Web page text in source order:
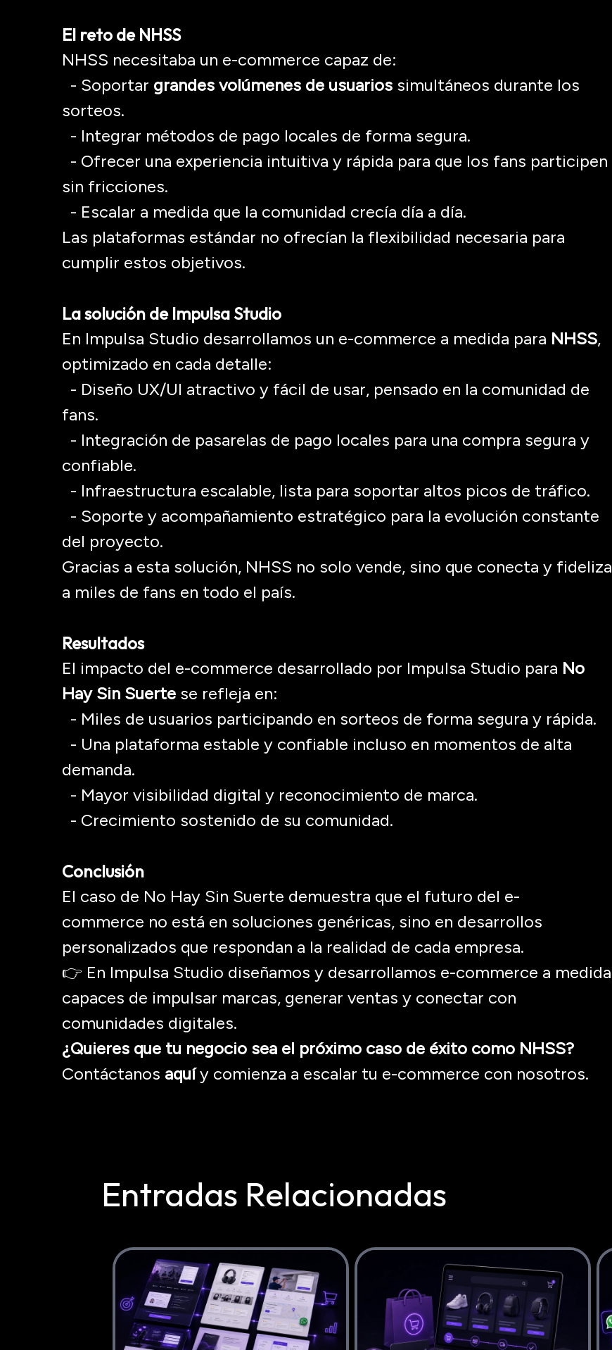
El reto de NHSS
NHSS necesitaba un e-commerce capaz de:
- Soportar grandes volúmenes de usuarios simultáneos durante los
sorteos.
- Integrar métodos de pago locales de forma segura.
- Ofrecer una experiencia intuitiva y rápida para que los fans participen
sin fricciones.
- Escalar a medida que la comunidad crecía día a día.
Las plataformas estándar no ofrecían la flexibilidad necesaria para
cumplir estos objetivos.
La solución de Impulsa Studio
En Impulsa Studio desarrollamos un e-commerce a medida para NHSS,
optimizado en cada detalle:
- Diseño UX/UI atractivo y fácil de usar, pensado en la comunidad de
fans.
- Integración de pasarelas de pago locales para una compra segura y
confiable.
- Infraestructura escalable, lista para soportar altos picos de tráfico.
- Soporte y acompañamiento estratégico para la evolución constante
del proyecto.
Gracias a esta solución, NHSS no solo vende, sino que conecta y fideliza
a miles de fans en todo el país.
Resultados
El impacto del e-commerce desarrollado por Impulsa Studio para No
Hay Sin Suerte se refleja en:
- Miles de usuarios participando en sorteos de forma segura y rápida.
- Una plataforma estable y confiable incluso en momentos de alta
demanda.
- Mayor visibilidad digital y reconocimiento de marca.
- Crecimiento sostenido de su comunidad.
Conclusión
El caso de No Hay Sin Suerte demuestra que el futuro del e-
commerce no está en soluciones genéricas, sino en desarrollos
personalizados que respondan a la realidad de cada empresa.
👉 En Impulsa Studio diseñamos y desarrollamos e-commerce a medida
capaces de impulsar marcas, generar ventas y conectar con
comunidades digitales.
¿Quieres que tu negocio sea el próximo caso de éxito como NHSS?
Contáctanos aquíy comienza a escalar tu e-commerce con nosotros.
Entradas Relacionadas